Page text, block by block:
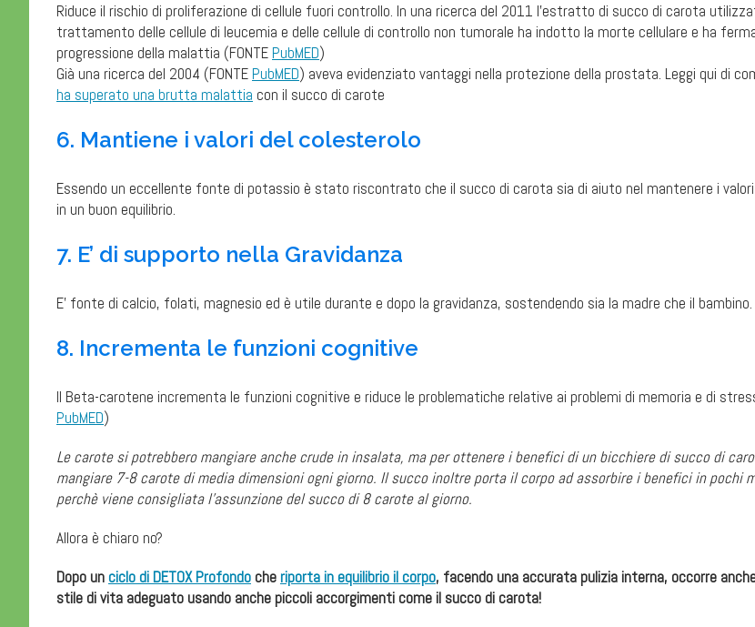
Riduce il rischio di proliferazione di cellule fuori controllo. In una ricerca del 2011 l’estratto di succo di carota
trattamento delle cellule di leucemia e delle cellule di controllo non tumorale ha indotto la morte cellulare e ha
progressione della malattia (FONTEPubMED)
Già una ricerca del 2004 (FONTEPubMED) aveva evidenziato vantaggi nella protezione della prostata. Leggi qui di
ha superato una brutta malattia con il succo di carote
6. Mantiene i valori del colesterolo
Essendo un eccellente fonte di potassio è stato riscontrato che il succo di carota sia di aiuto nel mantenere i
in un buon equilibrio.
7. E’ di supporto nella Gravidanza
E’ fonte di calcio, folati, magnesio ed è utile durante e dopo la gravidanza, sostendendo sia la madre che il bambino.
8. Incrementa le funzioni cognitive
Il Beta-carotene incrementa le funzioni cognitive e riduce le problematiche relative ai problemi di memoria e di
PubMED)
Le carote si potrebbero mangiare anche crude in insalata, ma per ottenere i benefici di un bicchiere di succo di
mangiare 7-8 carote di media dimensioni ogni giorno. Il succo inoltre porta il corpo ad assorbire i benefici in pochi
perchè viene consigliata l’assunzione del succo di 8 carote al giorno.
Allora è chiaro no?
Dopo unciclo di DETOX Profondo cheriporta in equilibrio il corpo, facendo una accurata pulizia interna, occorre
stile di vita adeguato usando anche piccoli accorgimenti come il succo di carota!